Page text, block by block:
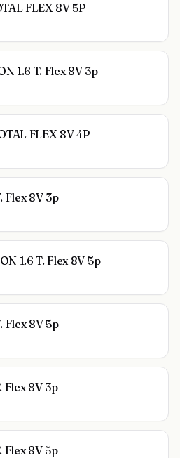
FLEX 8V 5P
1.6 T. Flex 8V 3p
FLEX 8V 4P
Flex 8V 3p
1.6 T. Flex 8V 5p
Flex 8V 5p
Flex 8V 3p
Flex 8V 5p